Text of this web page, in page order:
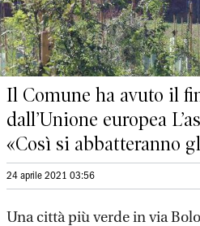
Il Comune ha avuto il
dall’Unione europea
«Così si abbatteranno
24 aprile 2021 03:56
Una città più verde in via